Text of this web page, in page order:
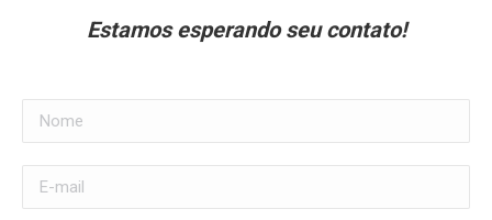
Estamos esperando seu contato!